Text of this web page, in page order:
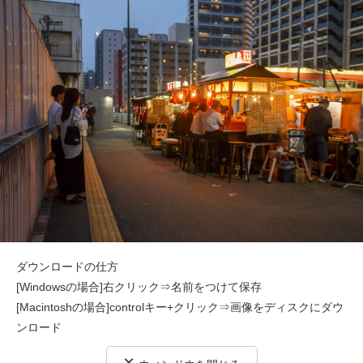
ダウンロードの仕方
[Windowsの場合]右クリック⇒名前をつけて保存
[Macintoshの場合]controlキー+クリック⇒画像をディスクにダウ
ンロード